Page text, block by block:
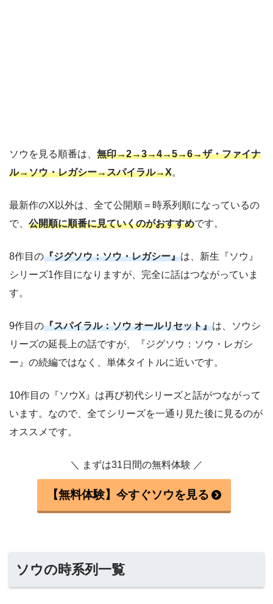
ソウを見る順番は、 無印→2→3→4→5→6→ザ・ファイナ
ル→ソウ・レガシー→スパイラル→X。
最新作のX以外は、全て公開順＝時系列順になっているの
で、 公開順に順番に見ていくのがおすすめです。
8作目の『ジグソウ：ソウ・レガシー』は、新生『ソウ』
シリーズ1作目になりますが、完全に話はつながっていま
す。
9作目の『スパイラル：ソウ オールリセット』は、ソウシ
リーズの延長上の話ですが、『ジグソウ：ソウ・レガシ
ー』の続編ではなく、単体タイトルに近いです。
10作目の『ソウX』は再び初代シリーズと話がつながって
います。なので、全てシリーズを一通り見た後に見るのが
オススメです。
＼ まずは31日間の無料体験 ／
【無料体験】今すぐソウを見る
ソウの時系列一覧